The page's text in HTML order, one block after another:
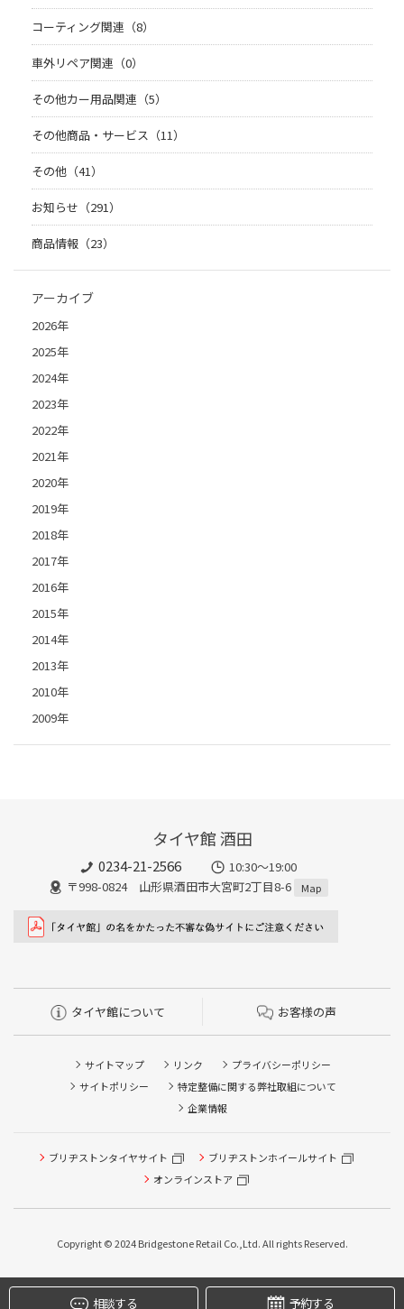
コーティング関連（8）
車外リペア関連（0）
その他カー用品関連（5）
その他商品・サービス（11）
その他（41）
お知らせ（291）
商品情報（23）
アーカイブ
2026年
2025年
2024年
2023年
2022年
2021年
2020年
2019年
2018年
2017年
2016年
2015年
2014年
2013年
2010年
2009年
タイヤ館 酒田
0234-21-2566
10:30～19:00
〒998-0824 山形県酒田市大宮町2丁目8-6
Map
タイヤ館について お客様の声
サイトマップ リンク
プライバシーポリシー
サイトポリシー
特定整備に関する弊社取組について
企業情報
ブリヂストンタイヤサイト
ブリヂストンホイールサイト
オンラインストア
Copyright © 2024 Bridgestone Retail Co.,Ltd. All rights Reserved.
相談する 予約する
タイヤ点検・安全点検/タイヤ履き替え/オイル交換/その他
ピット作業の予約
本日のタイヤ履き替え順番待ち予約 ※クローク契約会員の